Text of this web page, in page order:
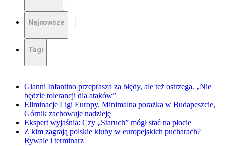
Najnowsze
Tagi
Gianni Infantino przeprasza za błędy, ale też ostrzega. „Nie
będzie tolerancji dla ataków”
Eliminacje Ligi Europy. Minimalna porażka w Budapeszcie,
Górnik zachowuje nadzieję
Ekspert wyjaśnia: Czy „Staruch” mógł stać na płocie
Z kim zagrają polskie kluby w europejskich pucharach?
Rywale i terminarz